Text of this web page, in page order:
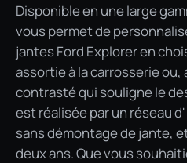
Disponible en une large
vous permet de
jantes Ford Explorer en
assortie à la carrosserie
contrasté qui souligne le
est réalisée par un réseau
sans démontage de jante,
deux ans. Que vous